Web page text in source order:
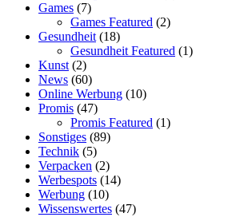
Games (7)
Games Featured (2)
Gesundheit(18)
Gesundheit Featured (1)
Kunst(2)
News (60)
Online Werbung (10)
Promis (47)
Promis Featured (1)
Sonstiges (89)
Technik (5)
Verpacken (2)
Werbespots (14)
Werbung (10)
Wissenswertes (47)